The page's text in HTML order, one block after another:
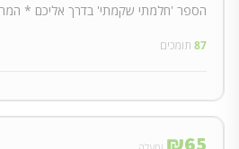
הספר 'חלמתי שקמתי' בדרך אליכם *
87 תומכים
₪65